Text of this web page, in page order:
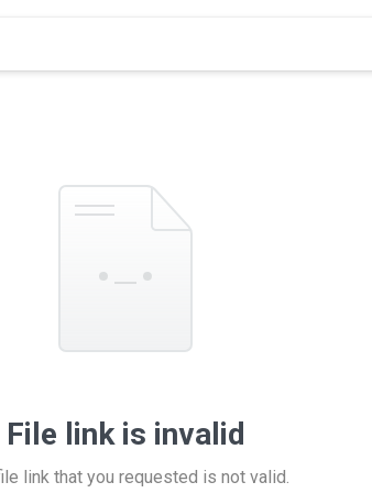
File link is invalid
link that you requested is not valid.